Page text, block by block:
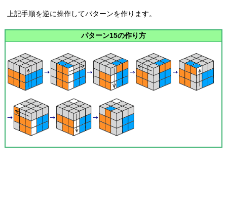
上記手順を逆に操作してパターンを作ります。
パターン15の作り方